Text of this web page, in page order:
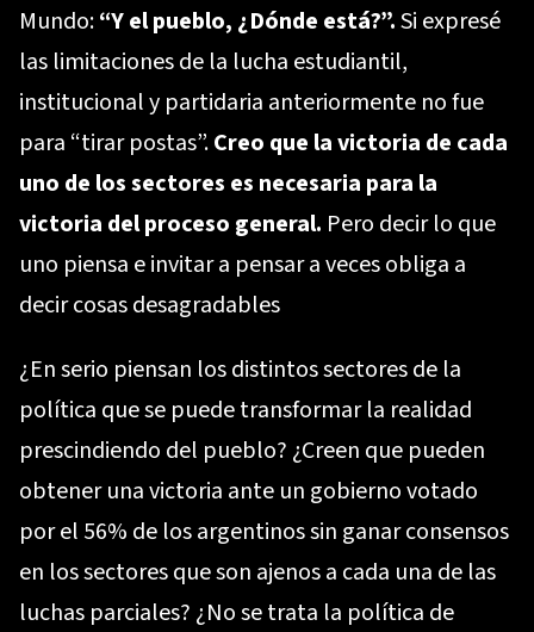
Mundo:“Y el pueblo, ¿Dónde está?”.Si expresé
las limitaciones de la lucha estudiantil,
institucional y partidaria anteriormente no fue
para “tirar postas”.Creo que la victoria de cada
uno de los sectores es necesaria para la
victoria del proceso general. Pero decir lo que
uno piensa e invitar a pensar a veces obliga a
decir cosas desagradables
¿En serio piensan los distintos sectores de la
política que se puede transformar la realidad
prescindiendo del pueblo? ¿Creen que pueden
obtener una victoria ante un gobierno votado
por el 56% de los argentinos sin ganar consensos
en los sectores que son ajenos a cada una de las
luchas parciales? ¿No se trata la política de